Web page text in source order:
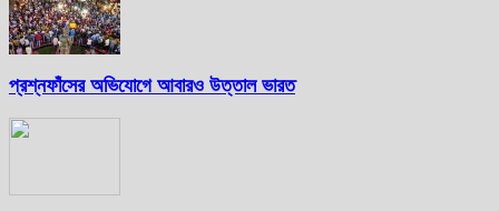
প্রশ্নফাঁসের অভিযোগে আবারও উত্তাল ভারত